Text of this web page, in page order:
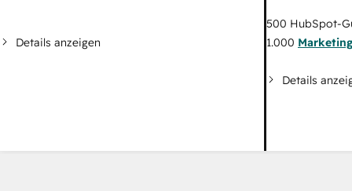
Details anzeigen
500 HubSpot-
1.000
Details